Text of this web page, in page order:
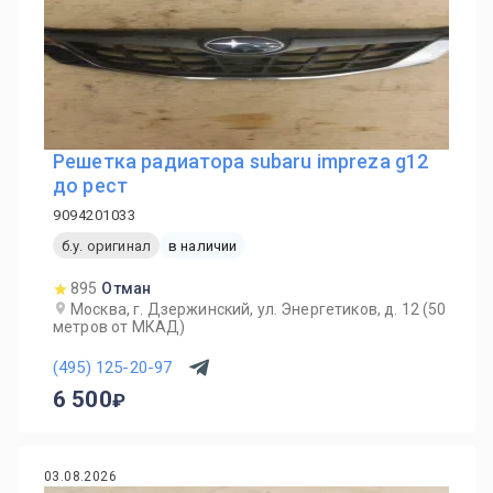
Решетка радиатора subaru impreza g12
до рест
9094201033
б.у. оригинал
в наличии
895 Отман
Москва, г. Дзержинский, ул. Энергетиков, д. 12 (50
метров от МКАД)
(495) 125-20-97
6 500
03.08.2026